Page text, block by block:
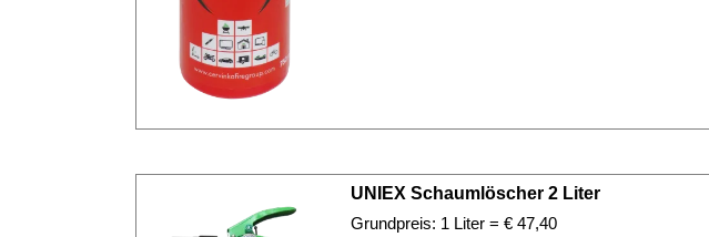
UNIEX Schaumlöscher 2 Liter
Grundpreis: 1 Liter = € 47,40